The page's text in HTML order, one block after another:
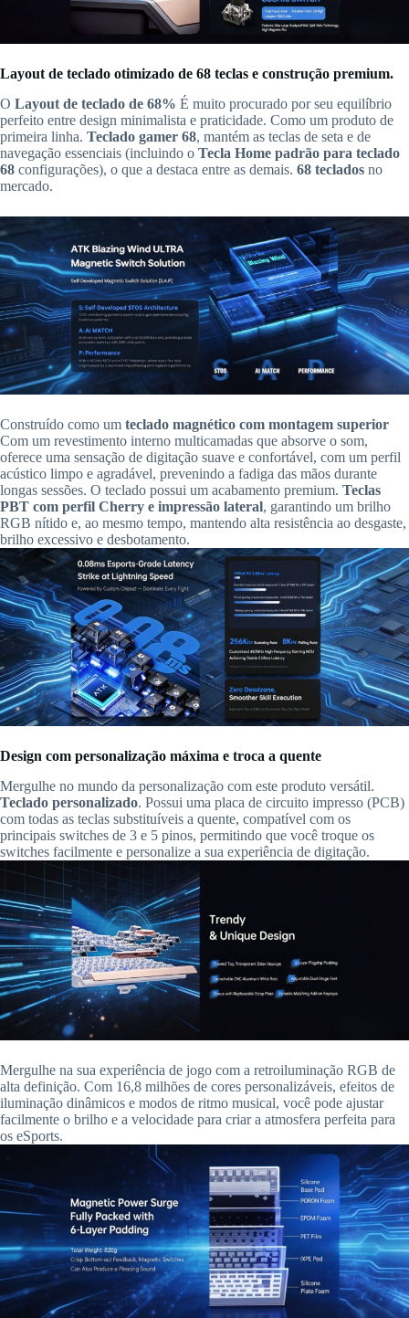
Layout de teclado otimizado de 68 teclas e construção premium.
O Layout de teclado de 68% É muito procurado por seu equilíbrio
perfeito entre design minimalista e praticidade. Como um produto de
primeira linha. Teclado gamer 68, mantém as teclas de seta e de
navegação essenciais (incluindo o Tecla Home padrão para teclado
68 configurações), o que a destaca entre as demais. 68 teclados no
mercado.
Construído como um teclado magnético com montagem superior
Com um revestimento interno multicamadas que absorve o som,
oferece uma sensação de digitação suave e confortável, com um perfil
acústico limpo e agradável, prevenindo a fadiga das mãos durante
longas sessões. O teclado possui um acabamento premium. Teclas
PBT com perfil Cherry e impressão lateral, garantindo um brilho
RGB nítido e, ao mesmo tempo, mantendo alta resistência ao desgaste,
brilho excessivo e desbotamento.
Design com personalização máxima e troca a quente
Mergulhe no mundo da personalização com este produto versátil.
Teclado personalizado. Possui uma placa de circuito impresso (PCB)
com todas as teclas substituíveis a quente, compatível com os
principais switches de 3 e 5 pinos, permitindo que você troque os
switches facilmente e personalize a sua experiência de digitação.
Mergulhe na sua experiência de jogo com a retroiluminação RGB de
alta definição. Com 16,8 milhões de cores personalizáveis, efeitos de
iluminação dinâmicos e modos de ritmo musical, você pode ajustar
facilmente o brilho e a velocidade para criar a atmosfera perfeita para
os eSports.